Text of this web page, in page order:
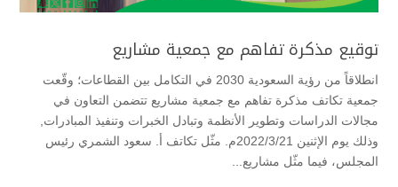
توقيع مذكرة تفاهم مع جمعية مشاريع
انطلاقاً من رؤية السعودية 2030 في التكامل بين القطاعات؛ وقّعت
جمعية تكاتف مذكرة تفاهم مع جمعية مشاريع تتضمن التعاون في
مجالات الدراسات وتطوير الأنظمة وتبادل الخبرات وتنفيذ المبادرات,
وذلك يوم الإثنين 2022/3/21م. مثّل تكاتف أ. سعود الشمري رئيس
المجلس، فيما مثّل مشاريع...